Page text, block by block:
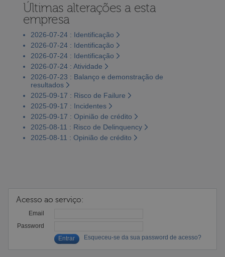
Últimas alterações a esta
empresa
2026-07-24 : Identificação
2026-07-24 : Identificação
2026-07-24 : Identificação
2026-07-24 : Atividade
2026-07-23 : Balanço e demonstração de
resultados
2025-09-17 : Risco de Failure
2025-09-17 : Incidentes
2025-09-17 : Opinião de crédito
2025-08-11 : Risco de Delinquency
2025-08-11 : Opinião de crédito
Acesso ao serviço:
Email
Password
Esqueceu-se da sua password de acesso?